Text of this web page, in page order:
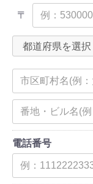
〒
電話番号